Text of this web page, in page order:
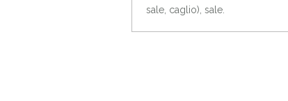
sale, caglio), sale.